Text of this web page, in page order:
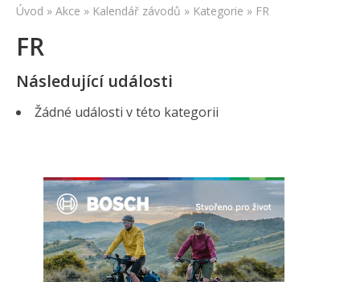
Úvod » Akce » Kalendář závodů » Kategorie » FR
FR
Následující události
Žádné události v této kategorii